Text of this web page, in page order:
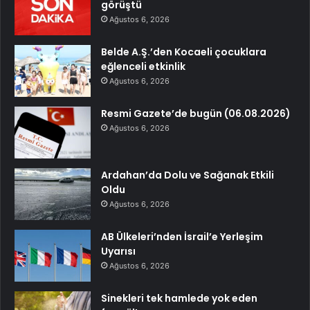
görüştü
Ağustos 6, 2026
Belde A.Ş.’den Kocaeli çocuklara
eğlenceli etkinlik
Ağustos 6, 2026
Resmi Gazete’de bugün (06.08.2026)
Ağustos 6, 2026
Ardahan’da Dolu ve Sağanak Etkili
Oldu
Ağustos 6, 2026
AB Ülkeleri’nden İsrail’e Yerleşim
Uyarısı
Ağustos 6, 2026
Sinekleri tek hamlede yok eden